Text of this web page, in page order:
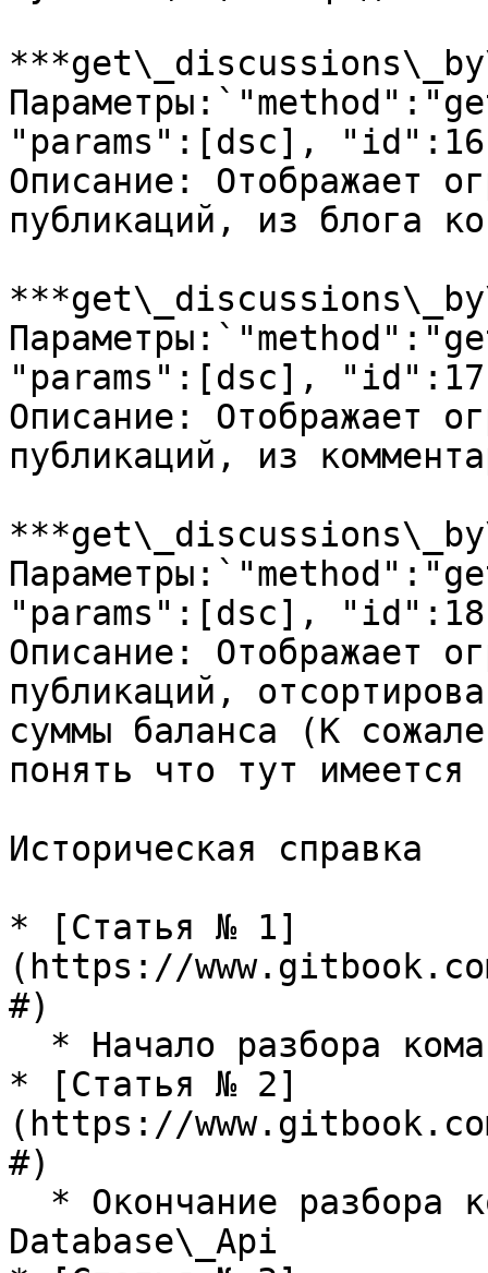
"params":[dsc],
Описание: Отображает
публикаций, из блога
"params":[dsc],
Описание: Отображает
публикаций, из
"params":[dsc],
Описание: Отображает
публикаций,
суммы баланса (К
понять что тут
Историческая справка
* [Статья № 1]
(https://
#)
* [Статья № 2]
(https://
#)
Database\_Api